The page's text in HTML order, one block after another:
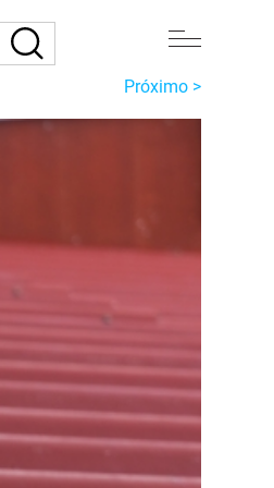
Próximo >